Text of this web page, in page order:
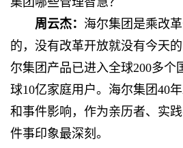
周云杰： 海尔集团是乘改
的，没有改革开放就没有今天
尔集团产品已进入全球200多个
球10亿家庭用户。海尔集团40
和事件影响，作为亲历者、实
件事印象最深刻。